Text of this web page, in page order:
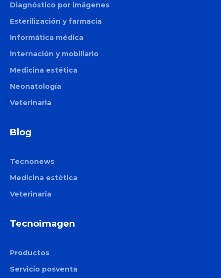
Diagnóstico por imágenes
Esterilización y farmacia
Informática médica
Internación y mobiliario
Medicina estética
Neonatología
Veterinaria
Blog
Tecnonews
Medicina estética
Veterinaria
Tecnoimagen
Productos
Servicio posventa